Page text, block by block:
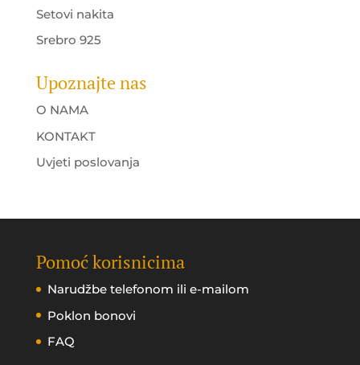
Setovi nakita
Srebro 925
Upoznajte nas
O NAMA
KONTAKT
Uvjeti poslovanja
Pomoć korisnicima
Narudžbe telefonom ili e-mailom
Poklon bonovi
FAQ